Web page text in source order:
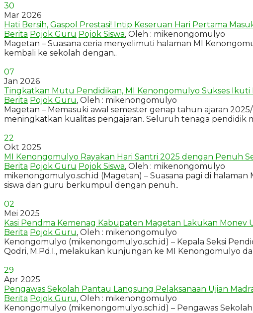
30
Mar 2026
Hati Bersih, Gaspol Prestasi! Intip Keseruan Hari Pertama
Berita Pojok Guru Pojok Siswa, Oleh : mikenongomulyo
Magetan – Suasana ceria menyelimuti halaman MI
kembali ke sekolah dengan..
07
Jan 2026
Tingkatkan Mutu Pendidikan, MI Kenongomulyo Sukses Ikuti
Berita Pojok Guru, Oleh : mikenongomulyo
Magetan – Memasuki awal semester genap tahun ajaran
meningkatkan kualitas pengajaran. Seluruh tenaga pendidik
22
Okt 2025
MI Kenongomulyo Rayakan Hari Santri 2025 dengan Penuh
Berita Pojok Guru Pojok Siswa, Oleh : mikenongomulyo
mikenongomulyo.sch.id (Magetan) – Suasana pagi di
siswa dan guru berkumpul dengan penuh..
02
Mei 2025
Kasi Pendma Kemenag Kabupaten Magetan Lakukan Monev
Berita Pojok Guru, Oleh : mikenongomulyo
Kenongomulyo (mikenongomulyo.sch.id) – Kepala Seksi
Qodri, M.Pd.I., melakukan kunjungan ke MI Kenongomulyo
29
Apr 2025
Pengawas Sekolah Pantau Langsung Pelaksanaan Ujian
Berita Pojok Guru, Oleh : mikenongomulyo
Kenongomulyo (mikenongomulyo.sch.id) – Pengawas